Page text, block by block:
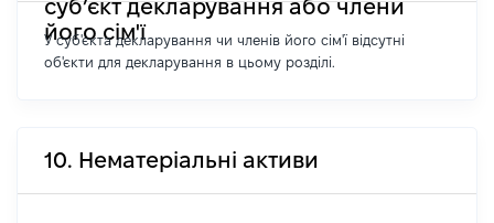
суб’єкт декларування або члени
його сім'ї
У суб'єкта декларування чи членів його сім'ї відсутні
об'єкти для декларування в цьому розділі.
10. Нематеріальні активи